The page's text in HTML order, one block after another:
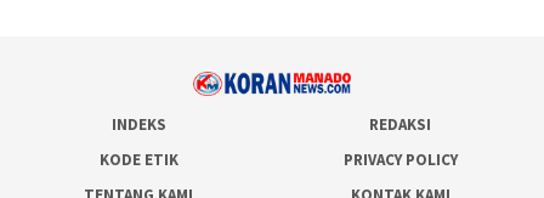
INDEKS
REDAKSI
KODE ETIK
PRIVACY POLICY